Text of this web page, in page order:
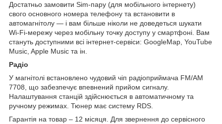
Достатньо замовити Sim-пару (для мобільного інтернету)
свого основного номера телефону та встановити в
автомагнітолу — і вам більше ніколи не доведеться шукати
Wi-Fi-мережу через мобільну точку доступу у смартфоні. Вам
стануть доступними всі інтернет-сервіси: GoogleMap, YouTube
Music, Apple Music та ін.
Радіо
У магнітолі встановлено чудовий чіп радіоприймача FM/AM
7708, що забезпечує впевнений прийом сигналу.
Налаштування станцій здійснюється в автоматичному та
ручному режимах. Тюнер має систему RDS.
Гарантія на товар – 12 місяця. Для звернення до сервісного